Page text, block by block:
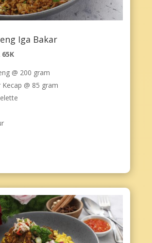
Iga Bakar
@ 200 gram
Kecap @ 85 gram